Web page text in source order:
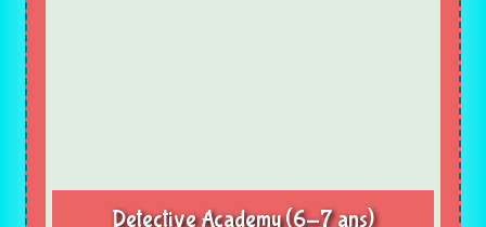
Detective Academy (6-7 ans)